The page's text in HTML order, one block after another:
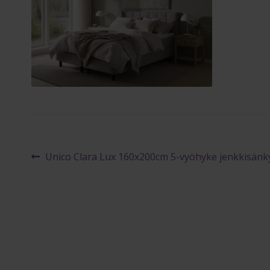
Artikkelien
Edellinen
Unico Clara Lux 160x200cm 5-vyöhyke